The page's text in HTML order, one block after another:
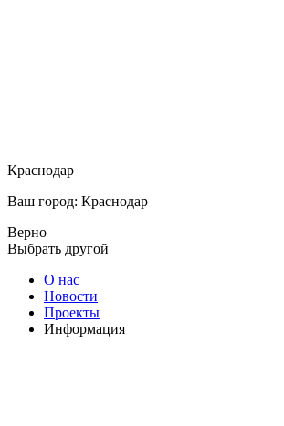
Краснодар
Ваш город: Краснодар
Верно
Выбрать другой
О нас
Новости
Проекты
Информация